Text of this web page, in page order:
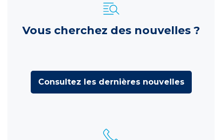
Vous cherchez des nouvelles ?
Consultez les dernières nouvelles